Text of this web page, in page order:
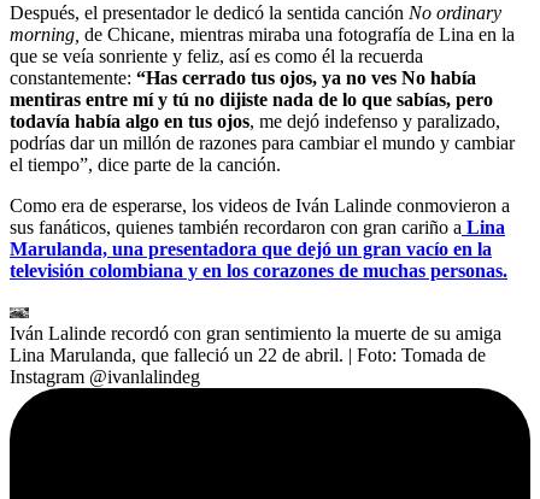
Después, el presentador le dedicó la sentida canción No ordinary
morning, de Chicane, mientras miraba una fotografía de Lina en la
que se veía sonriente y feliz, así es como él la recuerda
constantemente: “Has cerrado tus ojos, ya no ves No había
mentiras entre mí y tú no dijiste nada de lo que sabías, pero
todavía había algo en tus ojos, me dejó indefenso y paralizado,
podrías dar un millón de razones para cambiar el mundo y cambiar
el tiempo”, dice parte de la canción.
Como era de esperarse, los videos de Iván Lalinde conmovieron a
sus fanáticos, quienes también recordaron con gran cariño a Lina
Marulanda, una presentadora que dejó un gran vacío en la
televisión colombiana y en los corazones de muchas personas.
Iván Lalinde recordó con gran sentimiento la muerte de su amiga
Lina Marulanda, que falleció un 22 de abril. | Foto: Tomada de
Instagram @ivanlalindeg